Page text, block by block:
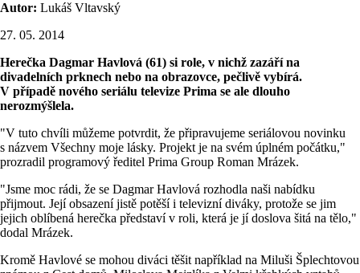
Autor: Lukáš Vltavský
27. 05. 2014
Herečka Dagmar Havlová (61) si role, v nichž zazáří na
divadelních prknech nebo na obrazovce, pečlivě vybírá.
V případě nového seriálu televize Prima se ale dlouho
nerozmýšlela.
"V tuto chvíli můžeme potvrdit, že připravujeme seriálovou novinku
s názvem Všechny moje lásky. Projekt je na svém úplném počátku,"
prozradil programový ředitel Prima Group Roman Mrázek.
"Jsme moc rádi, že se Dagmar Havlová rozhodla naši nabídku
přijmout. Její obsazení jistě potěší i televizní diváky, protože se jim
jejich oblíbená herečka představí v roli, která je jí doslova šitá na tělo,"
dodal Mrázek.
Kromě Havlové se mohou diváci těšit například na Miluši Šplechtovou